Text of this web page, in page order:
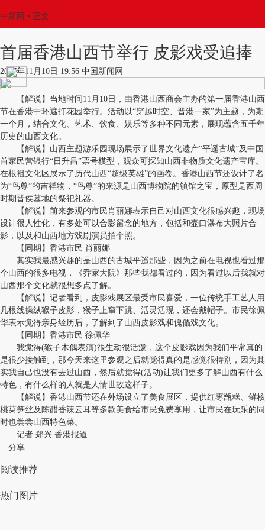
中新网 • 正文
首届香港山西节举行 皮影戏受追捧
2017年11月10日 19:56 中国新闻网
【解说】当地时间11月10日，由香港山西商会主办的第一届香港山西
节在香港中环遮打花园举行。活动以“穿越时空、晋港一家”为主题，为期
一个月，结合文化、艺术、饮食、娱乐等多种不同元素，展现蕴含五千年
历史的山西文化。
【解说】山西主题游乐园现场展示了世界文化遗产“平遥古城”及中国
首家民营银行“日升昌”票号模型，观众可探知山西非物质文化遗产宝库。
在根祖文化区展示了历代山西“超级英雄”的画卷。香港山西节还设计了名
为“鸟尊”的吉祥物，“鸟尊”的来源是山西博物院的镇馆之宝，原型是西周
时期晋侯墓地的祭祀礼器。
【解说】前来参观的市民肖丽娜表示自己对山西文化很感兴趣，现场
设计很人性化，有多处可以合影留念的地方，包括和壶口瀑布大照片合
影，以及和山西地方戏剧演员拍个照。
【同期】香港市民 肖丽娜
其实我最感兴趣的是山西的古城平遥那些，因为之前在电视也看过那
个山西的很多电视，《乔家大院》那些我都看过的，因为看过以后我就对
山西那个文化就很想多点了解。
【解说】记者看到，皮影戏展区最受市民喜爱，一位传统手工艺人用
几根线操纵猴子皮影，猴子上窜下跳、活灵活现，还会戴帽子。市民徐佩
华表示觉得亲身经历后，了解到了山西皮影戏和傀儡戏文化。
【同期】香港市民 徐佩华
我觉得(猴子木偶表演)很生动很活泼，这个皮影戏因为我们平常真的
是很少接触到，那今天来这里参观之后就觉得真的是感觉很特别，因为其
实我自己也没有去过山西，然后就觉得(活动)让我们更多了解山西有什么
特色，有什么样的人就是人情世故这样子。
【解说】香港山西节还在外场设立了美食展区，提供红枣甑糕、鲜核
桃莴笋丝及陈醋香辣云耳等多款美食给市民免费享用，让市民在玩乐的同
时也尝尝山西特色菜。
记者 郑兴 香港报道
分享
阅读推荐
热门图片